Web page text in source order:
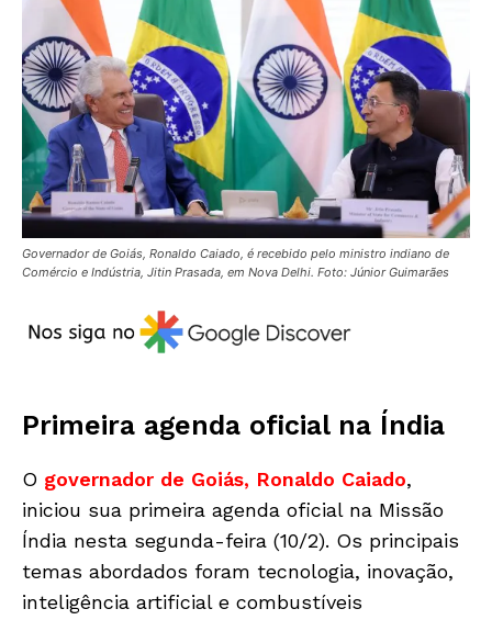
Governador de Goiás, Ronaldo Caiado, é recebido pelo ministro indiano de
Comércio e Indústria, Jitin Prasada, em Nova Delhi. Foto: Júnior Guimarães
Primeira agenda oficial na Índia
O governador de Goiás, Ronaldo Caiado,
iniciou sua primeira agenda oficial na Missão
Índia nesta segunda-feira (10/2). Os principais
temas abordados foram tecnologia, inovação,
inteligência artificial e combustíveis